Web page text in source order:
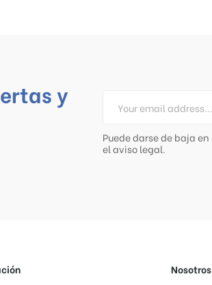
y
Puede darse de baja
el aviso legal.
Nosotros